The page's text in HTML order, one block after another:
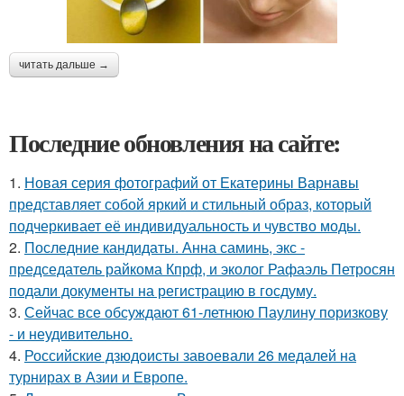
читать дальше →
Последние обновления на сайте:
1. Новая серия фотографий от Екатерины Варнавы
представляет собой яркий и стильный образ, который
подчеркивает её индивидуальность и чувство моды.
2. Последние кандидаты. Анна саминь, экс -
председатель райкома Кпрф, и эколог Рафаэль Петросян
подали документы на регистрацию в госдуму.
3. Сейчас все обсуждают 61-летнюю Паулину поризкову
- и неудивительно.
4. Российские дзюдоисты завоевали 26 медалей на
турнирах в Азии и Европе.